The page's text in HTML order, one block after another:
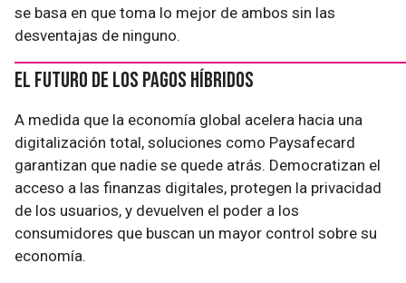
se basa en que toma lo mejor de ambos sin las
desventajas de ninguno.
El futuro de los pagos híbridos
A medida que la economía global acelera hacia una
digitalización total, soluciones como Paysafecard
garantizan que nadie se quede atrás. Democratizan el
acceso a las finanzas digitales, protegen la privacidad
de los usuarios, y devuelven el poder a los
consumidores que buscan un mayor control sobre su
economía.